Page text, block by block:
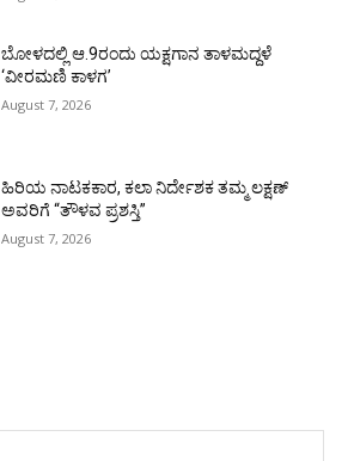
ಬೋಳದಲ್ಲಿ ಆ.9ರಂದು ಯಕ್ಷಗಾನ ತಾಳಮದ್ದಳೆ
‘ವೀರಮಣಿ ಕಾಳಗ’
August 7, 2026
ಹಿರಿಯ ನಾಟಕಕಾರ, ಕಲಾ ನಿರ್ದೇಶಕ ತಮ್ಮ ಲಕ್ಷಣ್
ಅವರಿಗೆ “ತೌಳವ ಪ್ರಶಸ್ತಿ”
August 7, 2026